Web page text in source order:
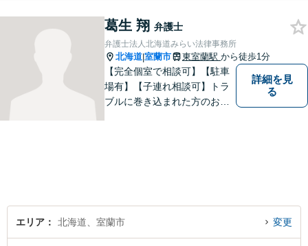
い未来へと導きます。お気軽
にご相談ください。【駐車場
あり】
葛生 翔 弁護士
弁護士法人北海道みらい法律事務所
北海道|室蘭市 東室蘭駅 から徒歩1分
【完全個室で相談可】【駐車
場有】【子連れ相談可】トラ
ブルに巻き込まれた方のお力
詳細を見
る
エリア 北海道、室蘭市 変更